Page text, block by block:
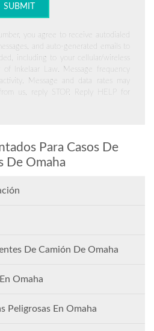
you agree to receive autodialed
and auto-generated emails to
including to your cellular/wireless
Inkelaar Law. Message frequency
Message and data rates may
us, reply STOP. Reply HELP for
Para Casos De
De Omaha
De Camión De Omaha
Omaha
Peligrosas En Omaha